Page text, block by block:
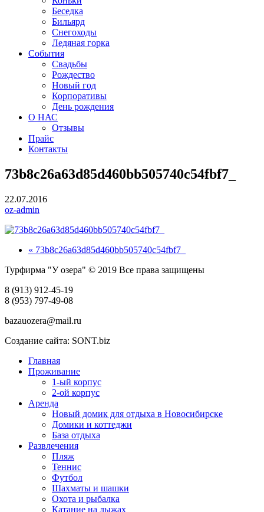
Беседка
Бильярд
Снегоходы
Ледяная горка
События
Свадьбы
Рождество
Новый год
Корпоративы
День рождения
О НАС
Отзывы
Прайс
Контакты
73b8c26a63d85d460bb505740c54fbf7_
22.07.2016
oz-admin
« 73b8c26a63d85d460bb505740c54fbf7_
Турфирма "У озера" © 2019 Все права защищены
8 (913) 912-45-19
8 (953) 797-49-08
bazauozera@mail.ru
Создание сайта: SONT.biz
Главная
Проживание
1-ый корпус
2-ой корпус
Аренда
Новый домик для отдыха в Новосибирске
Домики и коттеджи
База отдыха
Развлечения
Пляж
Теннис
Футбол
Шахматы и шашки
Охота и рыбалка
Катание на лыжах